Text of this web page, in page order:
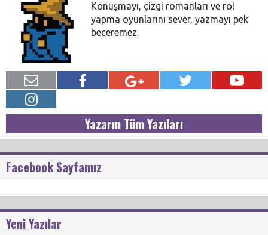
Konuşmayı, çizgi romanları ve rol
yapma oyunlarını sever, yazmayı pek
beceremez.
Yazarın Tüm Yazıları
Facebook Sayfamız
Yeni Yazılar